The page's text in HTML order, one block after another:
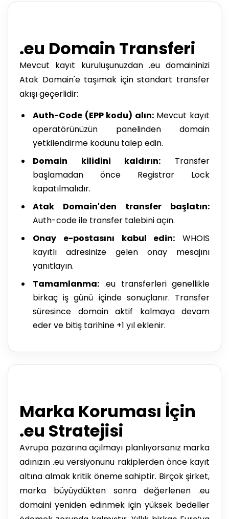
.eu Domain Transferi
Mevcut kayıt kuruluşunuzdan .eu domaininizi
Atak Domain'e taşımak için standart transfer
akışı geçerlidir:
Auth-Code (EPP kodu) alın:Mevcut kayıt
operatörünüzün panelinden domain
yetkilendirme kodunu talep edin.
Domain kilidini kaldırın: Transfer
başlamadan önce Registrar Lock
kapatılmalıdır.
Atak Domain'den transfer başlatın:
Auth-code ile transfer talebini açın.
Onay e-postasını kabul edin: WHOIS
kayıtlı adresinize gelen onay mesajını
yanıtlayın.
Tamamlanma: .eu transferleri genellikle
birkaç iş günü içinde sonuçlanır. Transfer
süresince domain aktif kalmaya devam
eder ve bitiş tarihine +1 yıl eklenir.
Marka Koruması İçin
.eu Stratejisi
Avrupa pazarına açılmayı planlıyorsanız marka
adınızın .eu versiyonunu rakiplerden önce kayıt
altına almak kritik öneme sahiptir. Birçok şirket,
marka büyüydükten sonra değerlenen .eu
domaini yeniden edinmek için yüksek bedeller